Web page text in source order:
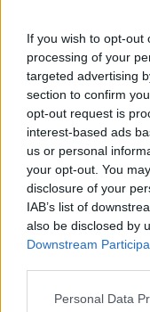
If you wish to opt-out
processing of your
targeted advertising
section to confirm
opt-out request is
interest-based ads
us or personal
your opt-out. You
disclosure of your
IAB’s list of
also be disclosed by
Downstream
Personal Data